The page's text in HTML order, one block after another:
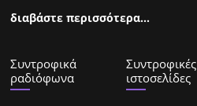
διαβάστε περισσότερα…
Συντροφικά
ραδιόφωνα
Συντροφικές
ιστοσελίδες